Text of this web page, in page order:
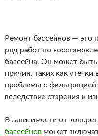
Ремонт бассейнов — это
ряд работ по
бассейна. Он может
причин, таких как
проблемы с фильтрацией
вследствие старения и
В зависимости от
бассейнов может